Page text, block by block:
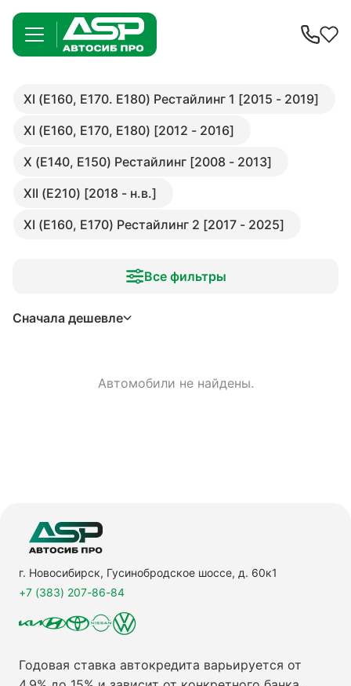
XI (E160, E170. E180) Рестайлинг 1 [2015 - 2019]
XI (E160, E170, E180) [2012 - 2016]
X (E140, E150) Рестайлинг [2008 - 2013]
XII (E210) [2018 - н.в.]
XI (E160, E170) Рестайлинг 2 [2017 - 2025]
Все фильтры
Сначала дешевле
Автомобили не найдены.
г. Новосибирск, Гусинобродское шоссе, д. 60к1
+7 (383) 207-86-84
Годовая ставка автокредита варьируется от